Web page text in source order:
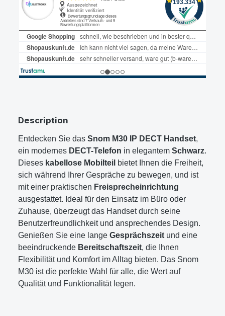
Description
Entdecken Sie das Snom M30 IP DECT Handset,
ein modernes DECT-Telefon in elegantem Schwarz.
Dieses kabellose Mobilteil bietet Ihnen die Freiheit,
sich während Ihrer Gespräche zu bewegen, und ist
mit einer praktischen Freisprecheinrichtung
ausgestattet. Ideal für den Einsatz im Büro oder
Zuhause, überzeugt das Handset durch seine
Benutzerfreundlichkeit und ansprechendes Design.
Genießen Sie eine lange Gesprächszeit und eine
beeindruckende Bereitschaftszeit, die Ihnen
Flexibilität und Komfort im Alltag bieten. Das Snom
M30 ist die perfekte Wahl für alle, die Wert auf
Qualität und Funktionalität legen.